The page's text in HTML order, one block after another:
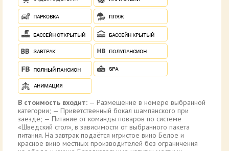
В стоимость входит: — Размещение в номере выбранной
категории; — Приветственный бокал шампанского при
заезде; — Питание от команды поваров по системе
«Шведский стол», в зависимости от выбранного пакета
питания. На завтрак подаётся игристое вино Белое и
красное вино местных производителей без ограничения